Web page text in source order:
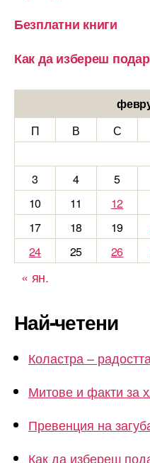
Безплатни книги
Как да избереш
П
В С
3
4 5
10
11 12
17
18 19
24
25 26
« ян.
Най-четени
Коластра –
Митове и факти за
Превенция на
Как да избереш